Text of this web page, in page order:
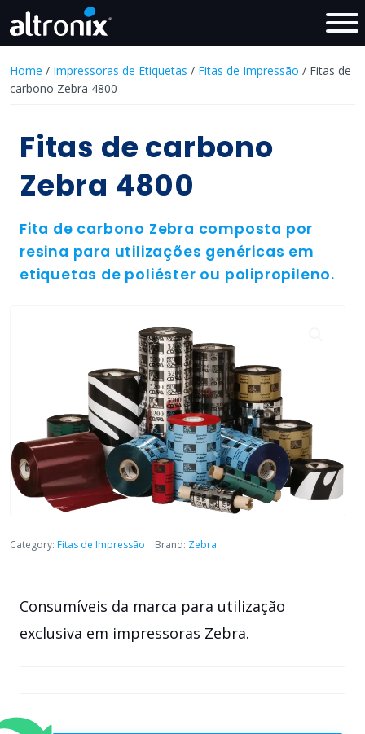
Home / Impressoras de Etiquetas / Fitas de Impressão / Fitas de
carbono Zebra 4800
Fitas de carbono
Zebra 4800
Fita de carbono Zebra composta por
resina para utilizações genéricas em
etiquetas de poliéster ou polipropileno.
Category: Fitas de Impressão Brand: Zebra
Consumíveis da marca para utilização
exclusiva em impressoras Zebra.